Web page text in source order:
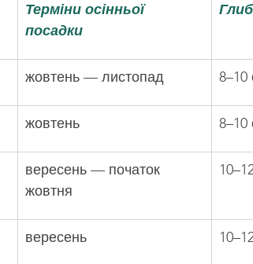
Терміни осінньої
посадки
жовтень — листопад 8–10
жовтень 8–10
вересень — початок
жовтня
вересень